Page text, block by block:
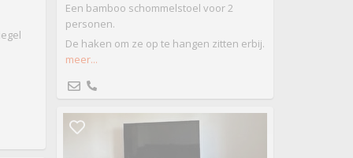
Een bamboo schommelstoel voor 2
personen.
De haken om ze op te hangen zitten erbij.
meer...